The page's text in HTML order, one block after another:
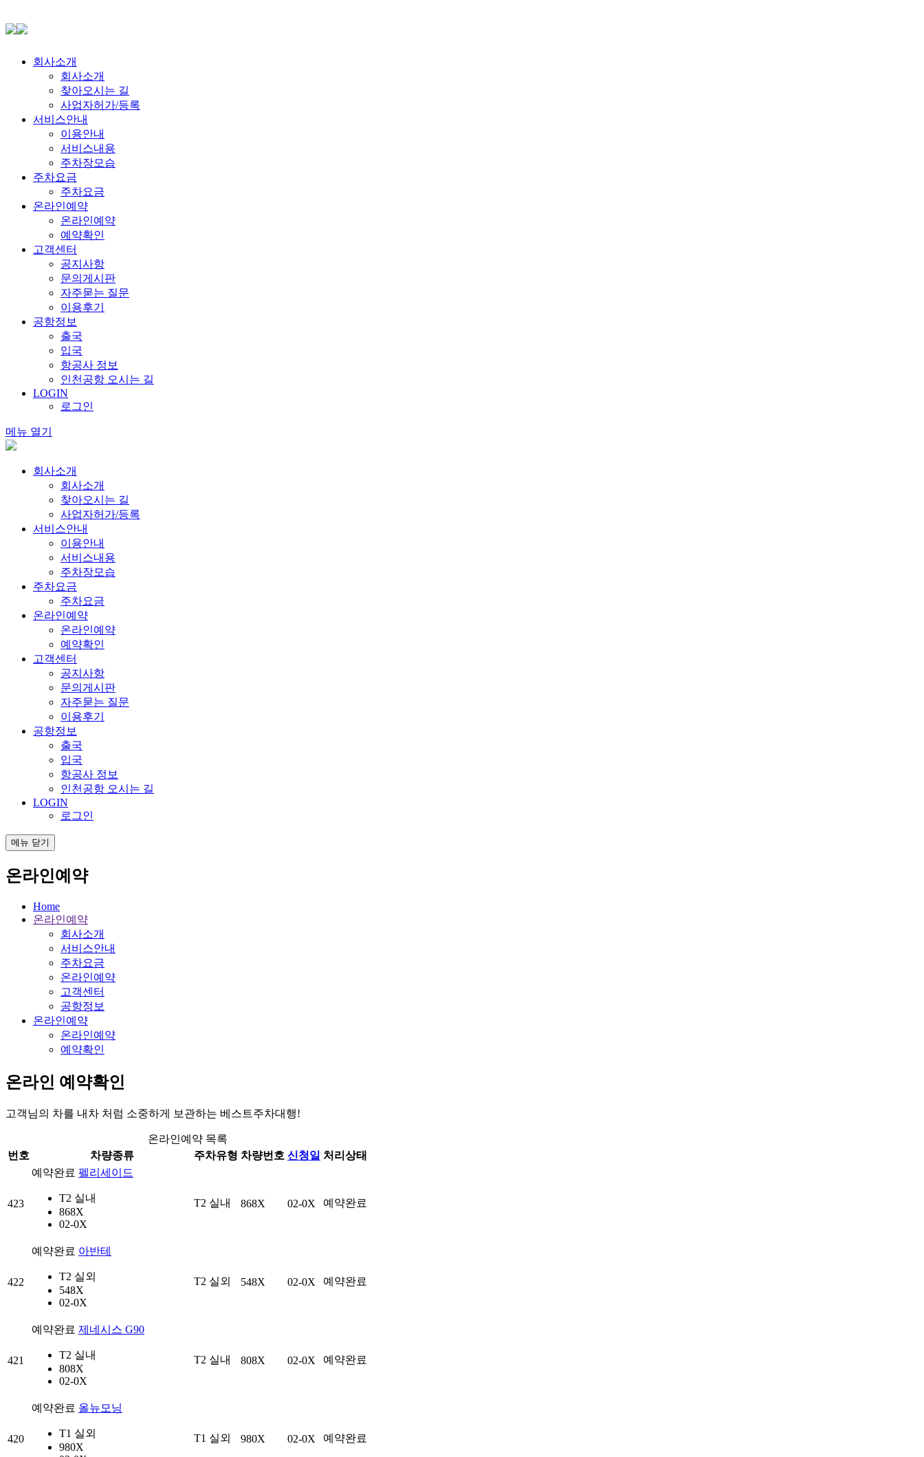
회사소개
회사소개
찾아오시는 길
사업자허가/등록
서비스안내
이용안내
서비스내용
주차장모습
주차요금
주차요금
온라인예약
온라인예약
예약확인
고객센터
공지사항
문의게시판
자주묻는 질문
이용후기
공항정보
출국
입국
항공사 정보
인천공항 오시는 길
LOGIN
로그인
메뉴 열기
회사소개
회사소개
찾아오시는 길
사업자허가/등록
서비스안내
이용안내
서비스내용
주차장모습
주차요금
주차요금
온라인예약
온라인예약
예약확인
고객센터
공지사항
문의게시판
자주묻는 질문
이용후기
공항정보
출국
입국
항공사 정보
인천공항 오시는 길
LOGIN
로그인
메뉴 닫기
온라인예약
Home
온라인예약
회사소개
서비스안내
주차요금
온라인예약
고객센터
공항정보
온라인예약
온라인예약
예약확인
온라인 예약확인
고객님의 차를 내차 처럼 소중하게 보관하는 베스트주차대행!
온라인예약 목록
번호
차량종류 주차유형 차량번호 신청일 처리상태
423
예약완료 펠리세이드
T2 실내
868X
02-0X
T2 실내 868X 02-0X 예약완료
422
예약완료 아반테
T2 실외
548X
02-0X
T2 실외 548X 02-0X 예약완료
421
예약완료 제네시스 G90
T2 실내
808X
02-0X
T2 실내 808X 02-0X 예약완료
420
예약완료 올뉴모닝
T1 실외
980X
T1 실외 980X 02-0X 예약완료